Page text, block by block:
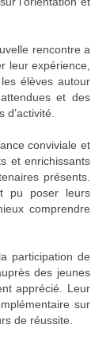
rencontre a
leur expérience,
élèves autour
et des
conviviale et
et enrichissants
présents.
pu poser leurs
comprendre
participation de
des jeunes
apprécié. Leur
sur
de réussite.